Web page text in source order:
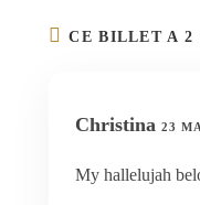
CE BILLET A 2
Christina 23
My hallelujah